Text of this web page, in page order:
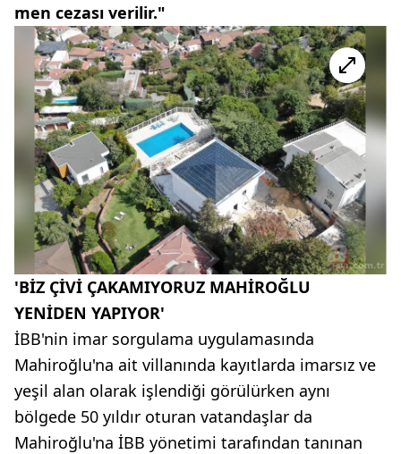
men cezası verilir."
'BİZ ÇİVİ ÇAKAMIYORUZ MAHİROĞLU
YENİDEN YAPIYOR'
İBB'nin imar sorgulama uygulamasında
Mahiroğlu'na ait villanında kayıtlarda imarsız ve
yeşil alan olarak işlendiği görülürken aynı
bölgede 50 yıldır oturan vatandaşlar da
Mahiroğlu'na İBB yönetimi tarafından tanınan